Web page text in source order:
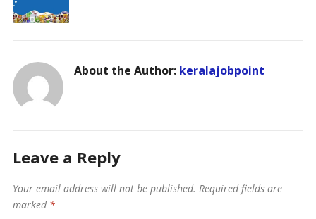
About the Author: keralajobpoint
Leave a Reply
Your email address will not be published. Required fields are
marked *